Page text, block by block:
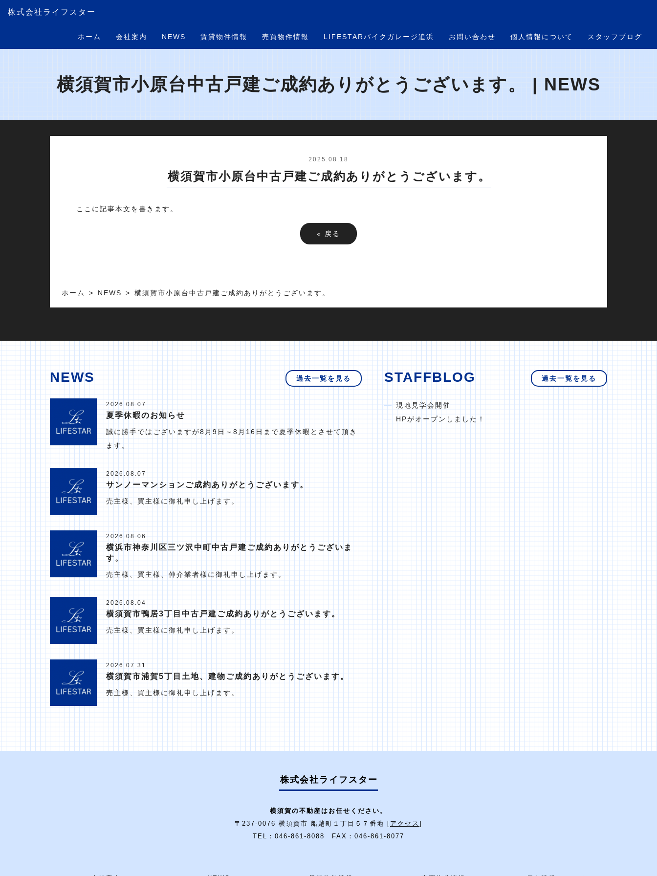
株式会社ライフスター
ホーム 会社案内 NEWS 賃貸物件情報 売買物件情報 LIFESTARバイクガレージ追浜 お問い合わせ 個人情報について スタッフブログ
横須賀市小原台中古戸建ご成約ありがとうございます。 | NEWS
2025.08.18
横須賀市小原台中古戸建ご成約ありがとうございます。
ここに記事本文を書きます。
« 戻る
ホーム NEWS 横須賀市小原台中古戸建ご成約ありがとうございます。
NEWS
2026.08.07
夏季休暇のお知らせ
誠に勝手ではございますが8月9日～8月16日まで夏季休暇とさせて頂き
ます。
2026.08.07
サンノーマンションご成約ありがとうございます。
売主様、買主様に御礼申し上げます。
2026.08.06
横浜市神奈川区三ツ沢中町中古戸建ご成約ありがとうございま
す。
売主様、買主様、仲介業者様に御礼申し上げます。
2026.08.04
横須賀市鴨居3丁目中古戸建ご成約ありがとうございます。
売主様、買主様に御礼申し上げます。
2026.07.31
横須賀市浦賀5丁目土地、建物ご成約ありがとうございます。
売主様、買主様に御礼申し上げます。
過去一覧を見る STAFFBLOG
現地見学会開催
HPがオープンしました！
過去一覧を見る
株式会社ライフスター
横須賀の不動産はお任せください。
〒237-0076 横須賀市 船越町１丁目５７番地 [ アクセス ]
TEL：046-861-8088 FAX：046-861-8077